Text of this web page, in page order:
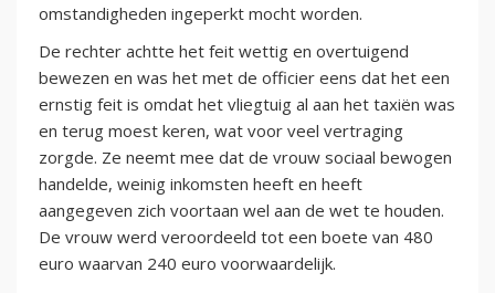
omstandigheden ingeperkt mocht worden.
De rechter achtte het feit wettig en overtuigend
bewezen en was het met de officier eens dat het een
ernstig feit is omdat het vliegtuig al aan het taxiën was
en terug moest keren, wat voor veel vertraging
zorgde. Ze neemt mee dat de vrouw sociaal bewogen
handelde, weinig inkomsten heeft en heeft
aangegeven zich voortaan wel aan de wet te houden.
De vrouw werd veroordeeld tot een boete van 480
euro waarvan 240 euro voorwaardelijk.